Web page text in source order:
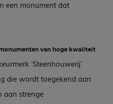
een monument dat
van hoge kwaliteit
‘Steenhouwerij’
die wordt toegekend aan
aan strenge